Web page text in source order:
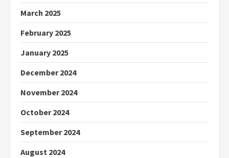
March 2025
February 2025
January 2025
December 2024
November 2024
October 2024
September 2024
August 2024